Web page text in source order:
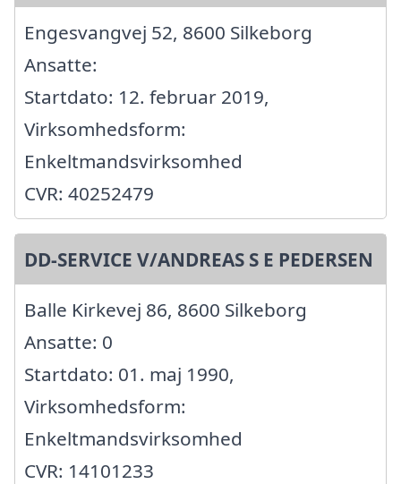
Engesvangvej 52, 8600 Silkeborg
Ansatte:
Startdato: 12. februar 2019,
Virksomhedsform:
Enkeltmandsvirksomhed
CVR: 40252479
DD-SERVICE V/ANDREAS S E PEDERSEN
Balle Kirkevej 86, 8600 Silkeborg
Ansatte: 0
Startdato: 01. maj 1990,
Virksomhedsform:
Enkeltmandsvirksomhed
CVR: 14101233